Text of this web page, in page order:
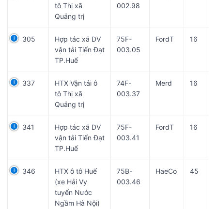
tô Thị xã
Quảng trị
002.98
305
Hợp tác xã DV
vận tải Tiến Đạt
TP.Huế
75F-
003.05
FordT 16
337
HTX Vận tải ô
tô Thị xã
Quảng trị
74F-
003.37
Merd 16
341
Hợp tác xã DV
vận tải Tiến Đạt
TP.Huế
75F-
003.41
FordT 16
346
HTX ô tô Huế
(xe Hải Vy
tuyến Nước
Ngầm Hà Nội)
75B-
003.46
HaeCo 45